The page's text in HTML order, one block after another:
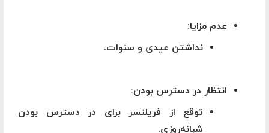
عدم مزایا:
نداشتن عیدی و سنوات.
انتظار در دسترس بودن:
توقع از فریلنسر برای در دسترس بودن
شبانه‌روزی.